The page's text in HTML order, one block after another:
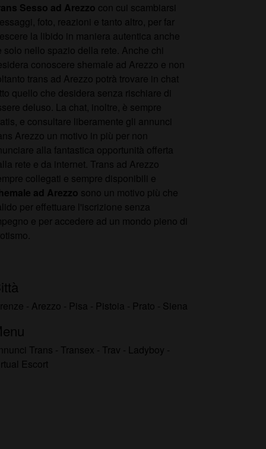
Sesso ad Arezzo con cui scambiarsi
foto, reazioni e tanto altro, per far
la libido in maniera autentica anche
solo nello spazio della rete. Anche chi
conoscere shemale ad Arezzo e non
trans ad Arezzo potrà trovare in chat
quello che desidera senza rischiare di
deluso. La chat, inoltre, è sempre
e consultare liberamente gli annunci
Arezzo un motivo in più per non
alla fantastica opportunità offerta
rete e da internet. Trans ad Arezzo
collegati e sempre disponibili e
ad Arezzo sono un motivo più che
per effettuare l'iscrizione senza
e per accedere ad un mondo pieno di
- Arezzo - Pisa - Pistoia - Prato - Siena
Trans - Transex - Trav - Ladyboy -
Escort